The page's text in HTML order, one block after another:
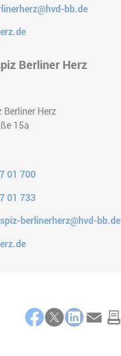
bb.de
Berliner Herz
Berliner Herz
15a
01 700
01 733
berlinerherz@hvd-bb.de